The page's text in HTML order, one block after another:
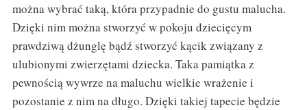
można wybrać taką, która przypadnie do gustu malucha.
Dzięki nim można stworzyć w pokoju dziecięcym
prawdziwą dżunglę bądź stworzyć kącik związany z
ulubionymi zwierzętami dziecka. Taka pamiątka z
pewnością wywrze na maluchu wielkie wrażenie i
pozostanie z nim na długo. Dzięki takiej tapecie będzie